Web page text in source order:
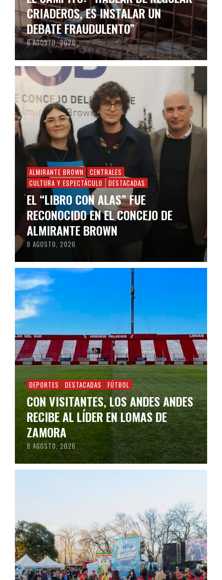
CRIADEROS, ES INSTALAR UN
DEBATE FRAUDULENTO”
8 AGOSTO, 2026
ALMIRANTE BROWN
CENTRALES
CULTURA Y ESPECTÁCULO
DESTACADAS
EL “LIBRO CON ALAS” FUE
RECONOCIDO EN EL CONCEJO DE
ALMIRANTE BROWN
8 AGOSTO, 2026
DEPORTES DESTACADAS FÚTBOL
CON VISITANTES, LOS ANDES ANDES
RECIBE AL LÍDER EN LOMAS DE
ZAMORA
8 AGOSTO, 2026